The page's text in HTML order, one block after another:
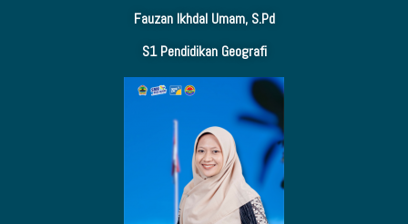
Fauzan Ikhdal Umam, S.Pd
S1 Pendidikan Geografi